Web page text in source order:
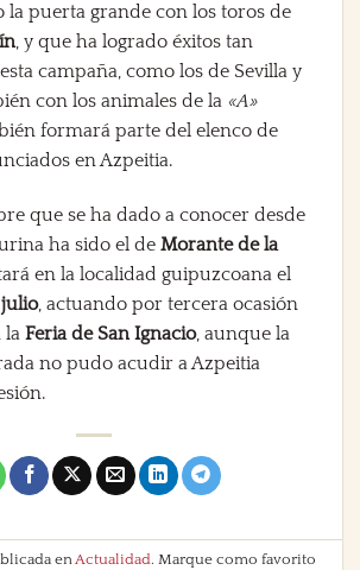
la puerta grande con los toros de
, y que ha logrado éxitos tan
campaña, como los de Sevilla y
con los animales de la «A»
formará parte del elenco de
en Azpeitia.
que se ha dado a conocer desde
ha sido el de Morante de la
en la localidad guipuzcoana el
julio, actuando por tercera ocasión
la Feria de San Ignacio, aunque la
no pudo acudir a Azpeitia
enActualidad. Marque como favorito